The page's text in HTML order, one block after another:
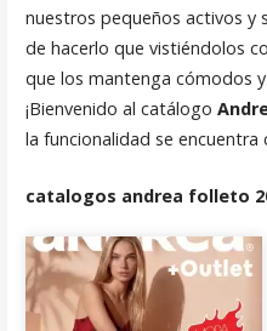
nuestros pequeños activos y
de hacerlo que vistiéndolos
que los mantenga cómodos
¡Bienvenido al catálogo
la funcionalidad se
catalogos andrea folleto